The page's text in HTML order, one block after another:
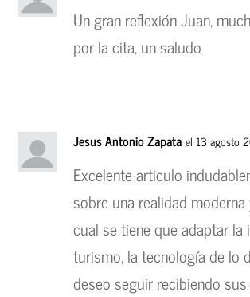
Un gran reflexión Juan,
por la cita, un saludo
Jesus Antonio Zapata el 13 agosto
Excelente articulo
sobre una realidad
cual se tiene que adaptar la
turismo, la tecnología de lo
deseo seguir recibiendo